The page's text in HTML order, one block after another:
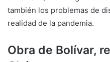
también los problemas de
realidad de la pandemia.
Obra de Bolívar,